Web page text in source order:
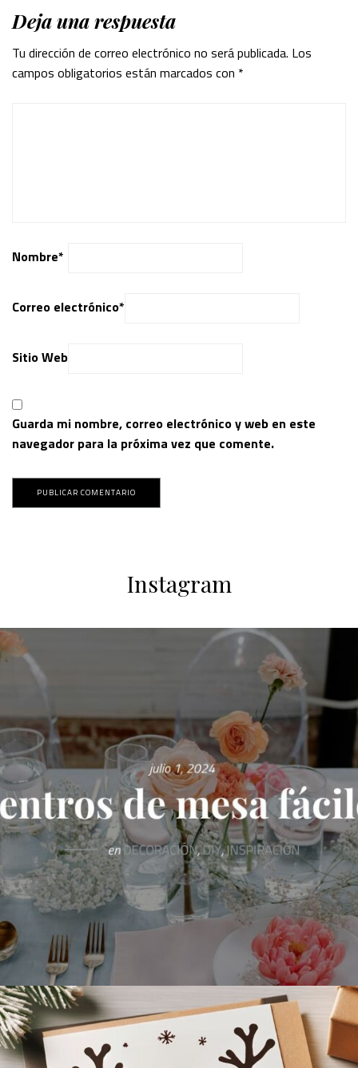
Deja una respuesta
Tu dirección de correo electrónico no será publicada. Los
campos obligatorios están marcados con *
Nombre*
Correo electrónico*
Sitio Web
Guarda mi nombre, correo electrónico y web en este
navegador para la próxima vez que comente.
Instagram